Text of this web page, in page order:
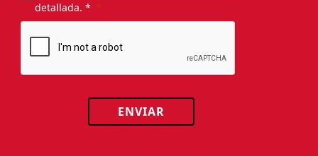
detallada. *
ENVIAR